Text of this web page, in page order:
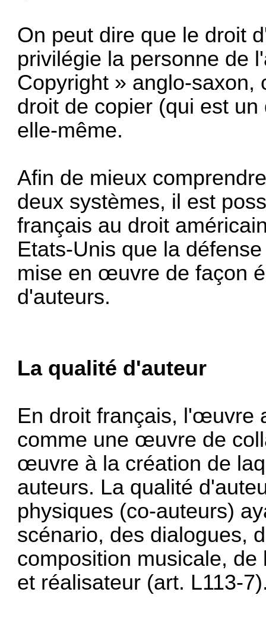
On peut dire que le droit
privilégie la personne de
Copyright » anglo-saxon,
droit de copier (qui est
elle-même.
Afin de mieux
deux systèmes, il est
français au droit
Etats-Unis que la
mise en œuvre de façon
d'auteurs.
La qualité d'auteur
En droit français, l'œuvre
comme une œuvre de
œuvre à la création de
auteurs. La qualité
physiques (co-auteurs)
scénario, des dialogues,
composition musicale,
et réalisateur (art. L113-